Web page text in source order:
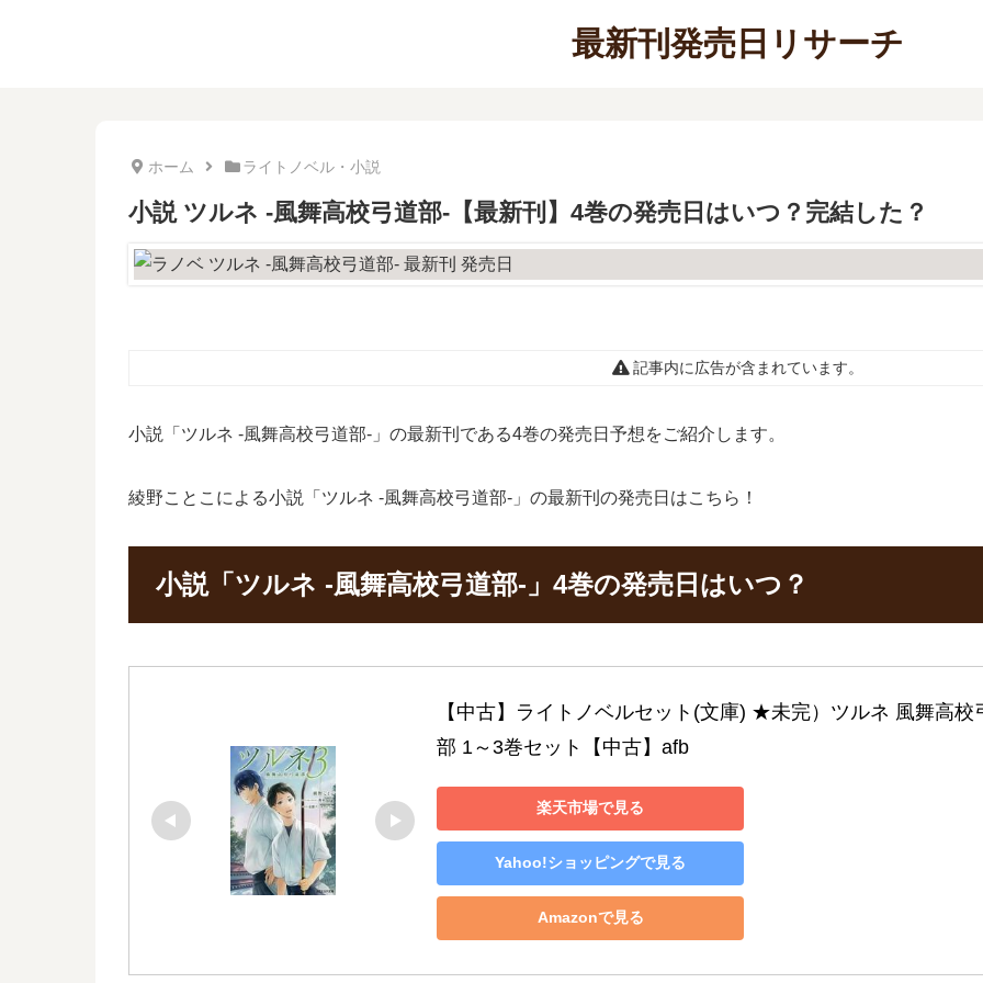
最新刊発売日リサーチ
ホーム ライトノベル・小説
小説 ツルネ -風舞高校弓道部-【最新刊】4巻の発売日はいつ？完結した？
記事内に広告が含まれています。
小説「ツルネ -風舞高校弓道部-」の最新刊である4巻の発売日予想をご紹介します。
綾野ことこによる小説「ツルネ -風舞高校弓道部-」の最新刊の発売日はこちら！
小説「ツルネ -風舞高校弓道部-」4巻の発売日はいつ？
【中古】ライトノベルセット(文庫) ★未完）ツルネ 風舞高校
部 1～3巻セット【中古】afb
楽天市場で見る
Yahoo!ショッピングで見る
Amazonで見る